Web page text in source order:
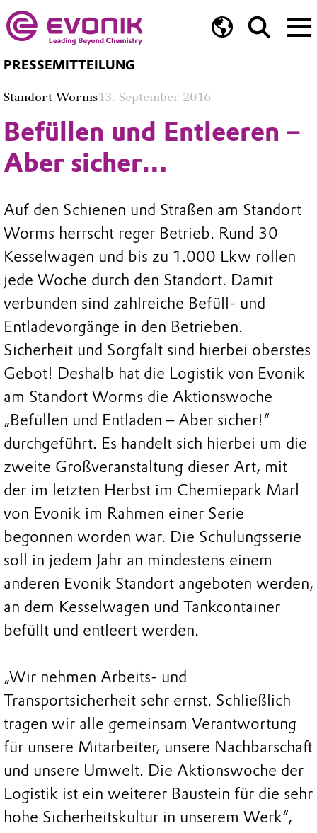
PRESSEMITTEILUNG
Standort Worms13. September 2016
Befüllen und Entleeren –
Aber sicher…
Auf den Schienen und Straßen am Standort
Worms herrscht reger Betrieb. Rund 30
Kesselwagen und bis zu 1.000 Lkw rollen
jede Woche durch den Standort. Damit
verbunden sind zahlreiche Befüll- und
Entladevorgänge in den Betrieben.
Sicherheit und Sorgfalt sind hierbei oberstes
Gebot! Deshalb hat die Logistik von Evonik
am Standort Worms die Aktionswoche
„Befüllen und Entladen – Aber sicher!“
durchgeführt. Es handelt sich hierbei um die
zweite Großveranstaltung dieser Art, mit
der im letzten Herbst im Chemiepark Marl
von Evonik im Rahmen einer Serie
begonnen worden war. Die Schulungsserie
soll in jedem Jahr an mindestens einem
anderen Evonik Standort angeboten werden,
an dem Kesselwagen und Tankcontainer
befüllt und entleert werden.
„Wir nehmen Arbeits- und
Transportsicherheit sehr ernst. Schließlich
tragen wir alle gemeinsam Verantwortung
für unsere Mitarbeiter, unsere Nachbarschaft
und unsere Umwelt. Die Aktionswoche der
Logistik ist ein weiterer Baustein für die sehr
hohe Sicherheitskultur in unserem Werk“,